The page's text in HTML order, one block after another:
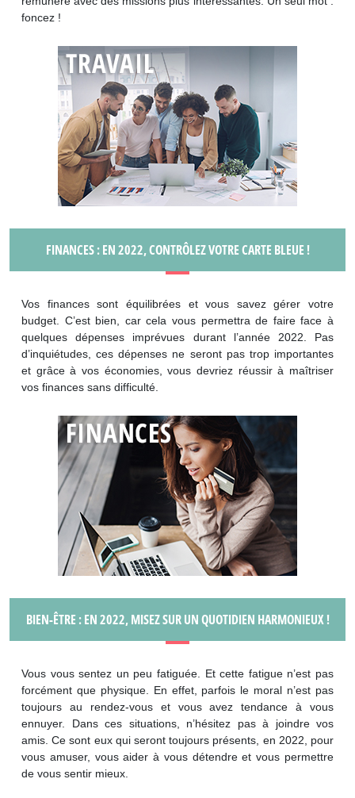
foncez !
FINANCES : EN 2022, CONTRÔLEZ VOTRE CARTE BLEUE !
Vos finances sont équilibrées et vous savez gérer votre
budget. C’est bien, car cela vous permettra de faire face à
quelques dépenses imprévues durant l’année 2022. Pas
d’inquiétudes, ces dépenses ne seront pas trop importantes
et grâce à vos économies, vous devriez réussir à maîtriser
vos finances sans difficulté.
BIEN-ÊTRE : EN 2022, MISEZ SUR UN QUOTIDIEN HARMONIEUX !
Vous vous sentez un peu fatiguée. Et cette fatigue n’est pas
forcément que physique. En effet, parfois le moral n’est pas
toujours au rendez-vous et vous avez tendance à vous
ennuyer. Dans ces situations, n’hésitez pas à joindre vos
amis. Ce sont eux qui seront toujours présents, en 2022, pour
vous amuser, vous aider à vous détendre et vous permettre
de vous sentir mieux.